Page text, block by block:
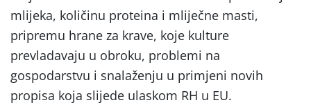
mlijeka, količinu proteina i mliječne masti,
pripremu hrane za krave, koje kulture
prevladavaju u obroku, problemi na
gospodarstvu i snalaženju u primjeni novih
propisa koja slijede ulaskom RH u EU.